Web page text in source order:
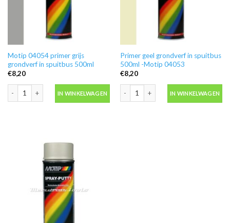
Motip 04054 primer grijs
grondverf in spuitbus 500ml
€8,20
Motip 04054 primer grijs grondverf in spuitbus 500ml aantal
IN WINKELWAGEN
Primer geel grondverf in spuitbus
500ml -Motip 04053
€8,20
Primer geel grondverf in spuitbus
IN WINKELWAGEN